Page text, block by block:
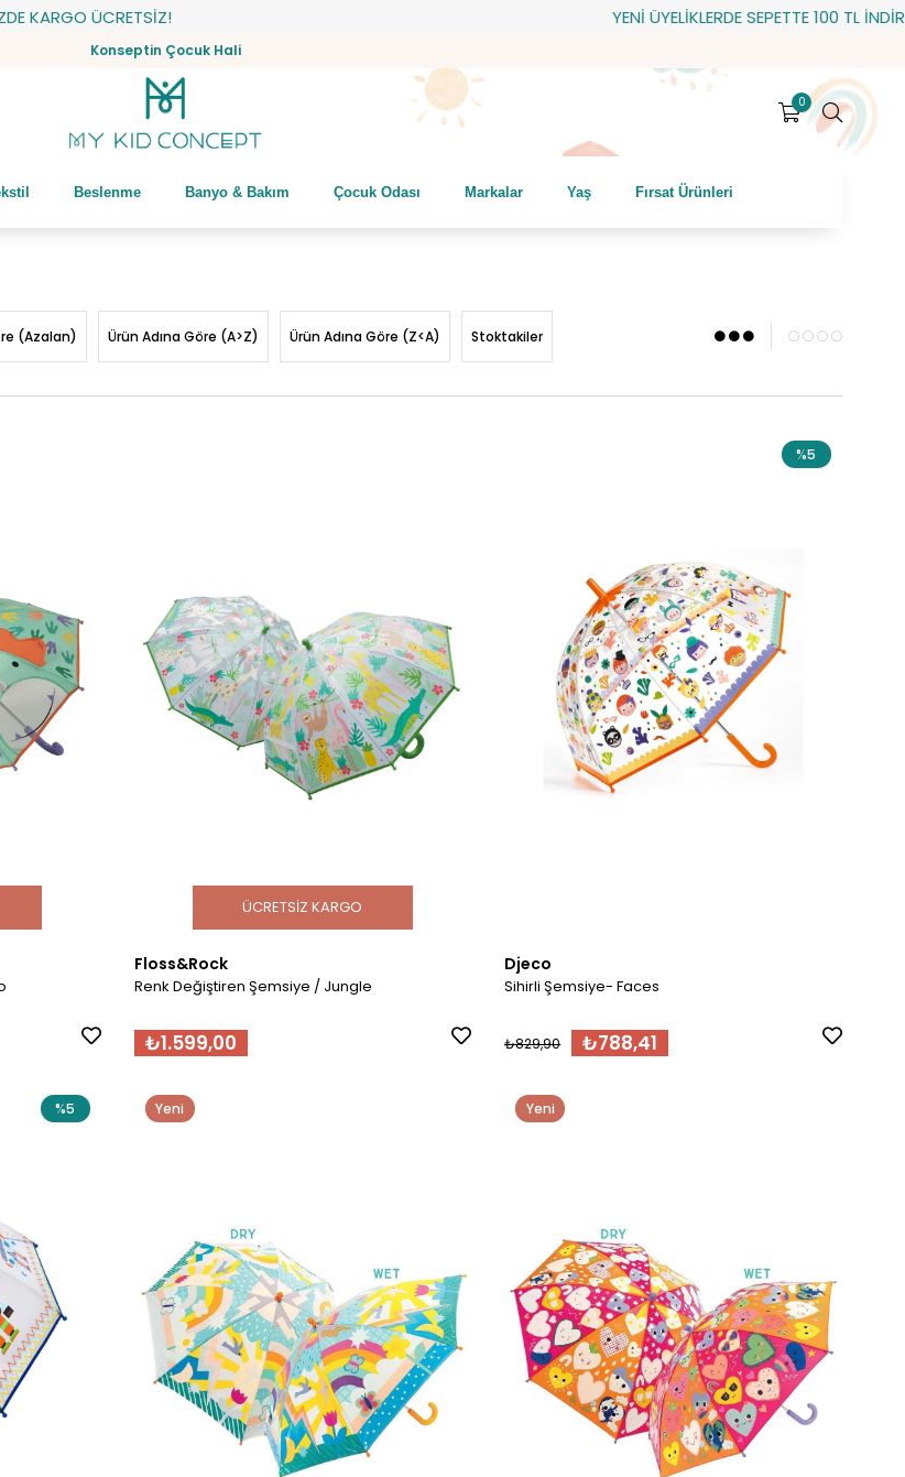
YENİ ÜYELİKLERDE SEPETTE 100 TL İNDİRİM! HEDİYE
Konseptin Çocuk Hali
0
Beslenme Banyo & Bakım Çocuk Odası Markalar Yaş Fırsat Ürünleri
(Azalan) Ürün Adına Göre (A>Z) Ürün Adına Göre (Z<A) Stoktakiler
Floss&Rock
Renk Değiştiren Şemsiye / Jungle
₺1.599,00
ÜCRETSIZ KARGO
Djeco
Sihirli Şemsiye- Faces
₺788,41
₺829,90
%5
%5
Yeni
Yeni